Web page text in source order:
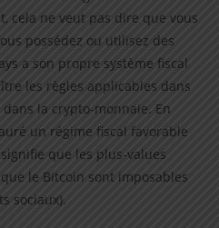
cela ne veut pas dire que vous
possédez ou utilisez des
a son propre système fiscal
les règles applicables dans
la crypto-monnaie. En
un régime fiscal favorable
que les plus-values
le Bitcoin sont imposables
sociaux).